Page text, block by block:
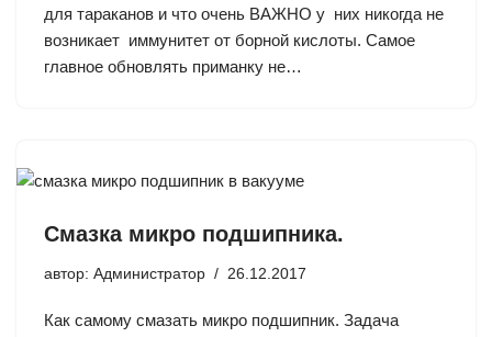
для тараканов и что очень ВАЖНО у них никогда не
возникает иммунитет от борной кислоты. Самое
главное обновлять приманку не…
Смазка микро подшипника.
автор: Администратор 26.12.2017
Как самому смазать микро подшипник. Задача